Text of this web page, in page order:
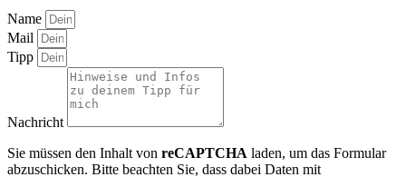
Name
Mail
Tipp
Nachricht
Sie müssen den Inhalt von reCAPTCHA laden, um das Formular
abzuschicken. Bitte beachten Sie, dass dabei Daten mit